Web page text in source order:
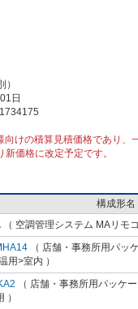
日
けの積算見積価格であり、
価格に改定予定です。
構成形名
（ 空調管理システム MAリモコ
（ 店舗・事務所用パッ
用>室内 ）
（ 店舗・事務所用パッケ
）